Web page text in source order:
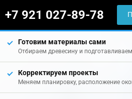
+7 921 027-89-78
Готовим материалы сами
Отбираем древесину и
Корректируем проекты
Меняем планировку, расположение